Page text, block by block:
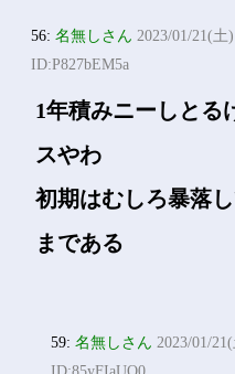
56:名無しさん 2023/01/21(土
ID:P827bEM5a
1年積みニーしとる
スやわ
初期はむしろ暴落
まである
59:名無しさん 2023/01/